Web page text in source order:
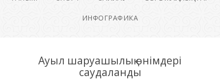
ИНФОГРАФИКА
Ауыл шаруашылық өнімдері
саудаланды